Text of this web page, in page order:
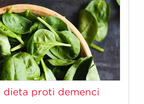
dieta proti demenci